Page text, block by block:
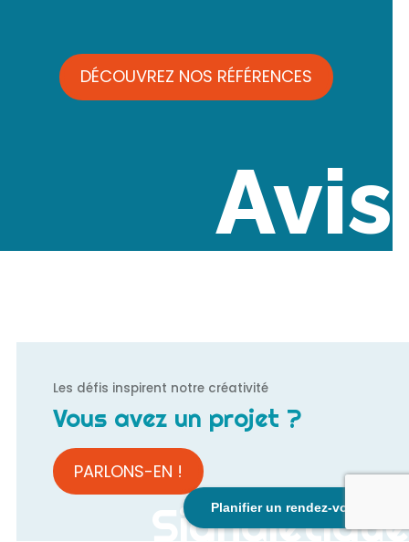
Planifier un rendez-vous
DÉCOUVREZ NOS RÉFÉRENCES
Avis
Les défis inspirent notre créativité
Vous avez un projet ?
PARLONS-EN !
Signalétique